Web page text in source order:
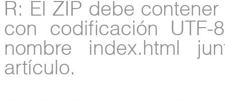
R: El ZIP debe
con codificación
nombre index.html
artículo.